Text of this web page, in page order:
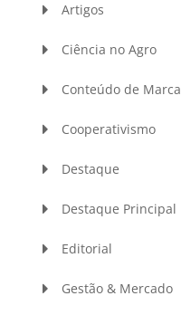
Artigos
Ciência no Agro
Conteúdo de Marca
Cooperativismo
Destaque
Destaque Principal
Editorial
Gestão & Mercado